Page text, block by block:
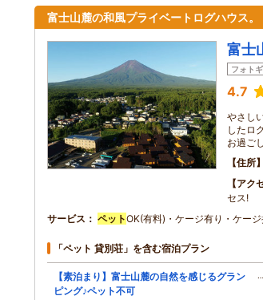
富士山麓の和風プライベートログハウス。
富士
フォト
4.7
やさし
したロ
お過ご
住所
アク
セス!
サービス ペットOK(有料)・ケージ有り・ケー
「ペット 貸別荘」を含む宿泊プラン
【素泊まり】富士山麓の自然を感じるグラン
ピング♪ペット不可